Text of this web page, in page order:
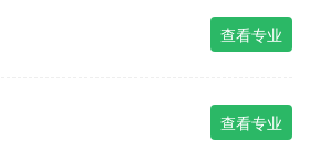
查看专业
查看专业